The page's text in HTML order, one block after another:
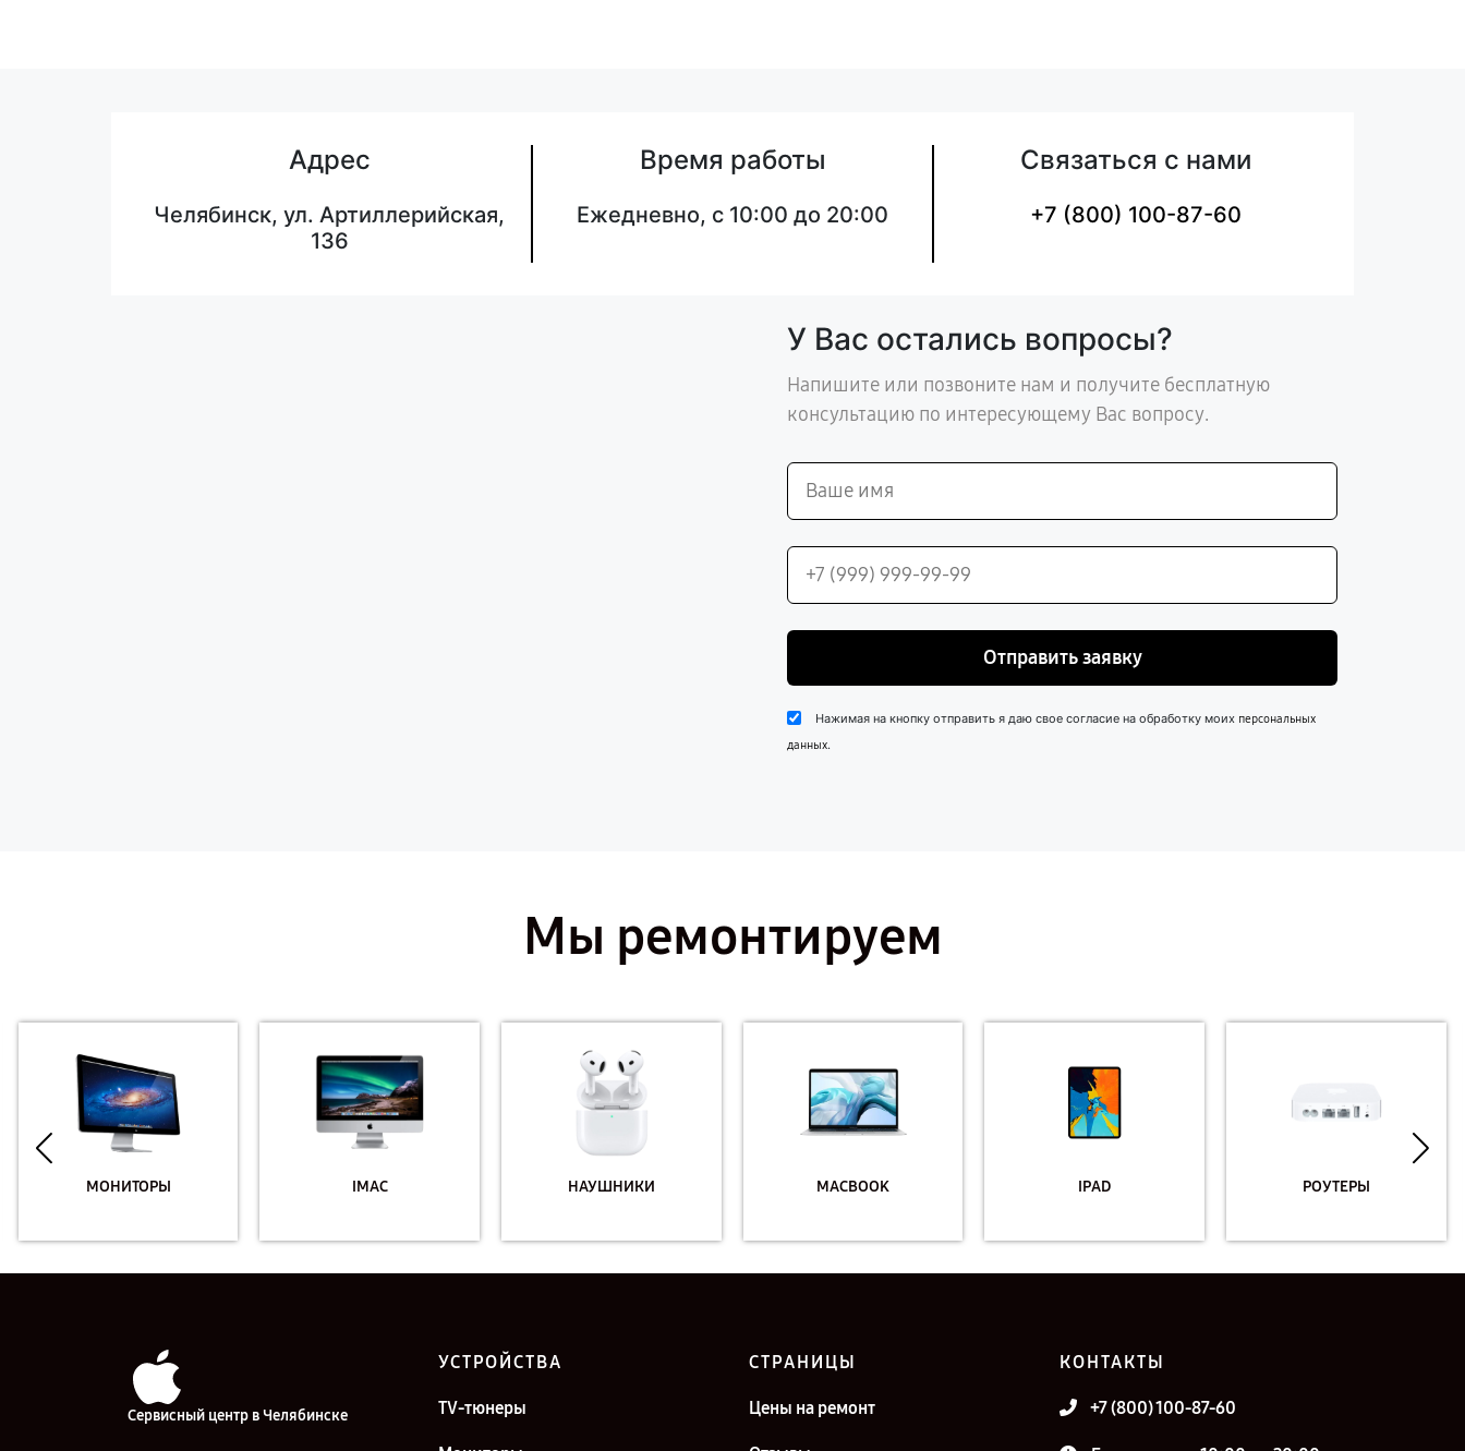
Адрес
Челябинск, ул. Артиллерийская,
136
Время работы
Ежедневно, с 10:00 до 20:00
Связаться с нами
+7 (800) 100-87-60
У Вас остались вопросы?
Напишите или позвоните нам и получите бесплатную
консультацию по интересующему Вас вопросу.
Отправить заявку
Нажимая на кнопку отправить я даю свое согласие на обработку моих персональных
данных.
Мы ремонтируем
МОНИТОРЫ IMAC НАУШНИКИ MACBOOK IPAD РОУТЕРЫ
Сервисный центр в Челябинске
УСТРОЙСТВА
TV-тюнеры
СТРАНИЦЫ
Цены на ремонт
КОНТАКТЫ
+7 (800) 100-87-60